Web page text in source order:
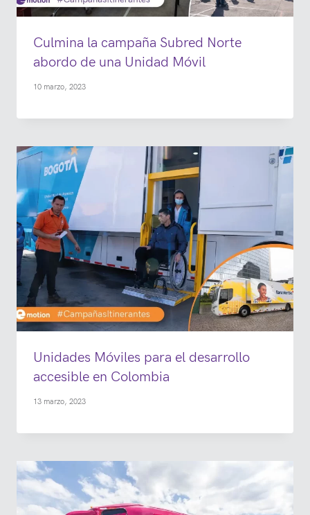
Culmina la campaña Subred Norte
abordo de una Unidad Móvil
10 marzo, 2023
Unidades Móviles para el desarrollo
accesible en Colombia
13 marzo, 2023